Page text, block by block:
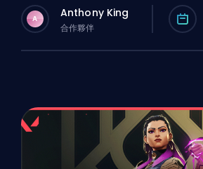
A Anthony King
合作夥伴